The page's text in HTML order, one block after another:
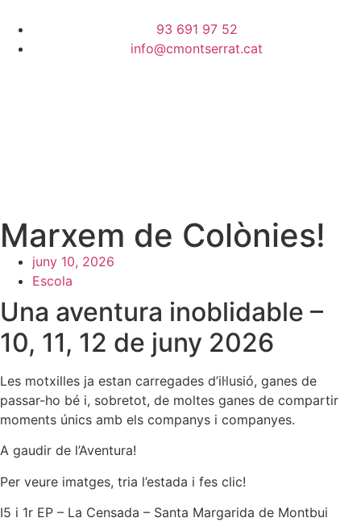
93 691 97 52
info@cmontserrat.cat
Marxem de Colònies!
juny 10, 2026
Escola
Una aventura inoblidable –
10, 11, 12 de juny 2026
Les motxilles ja estan carregades d’il·lusió, ganes de
passar-ho bé i, sobretot, de moltes ganes de compartir
moments únics amb els companys i companyes.
A gaudir de l’Aventura!
Per veure imatges, tria l’estada i fes clic!
I5 i 1r EP – La Censada – Santa Margarida de Montbui